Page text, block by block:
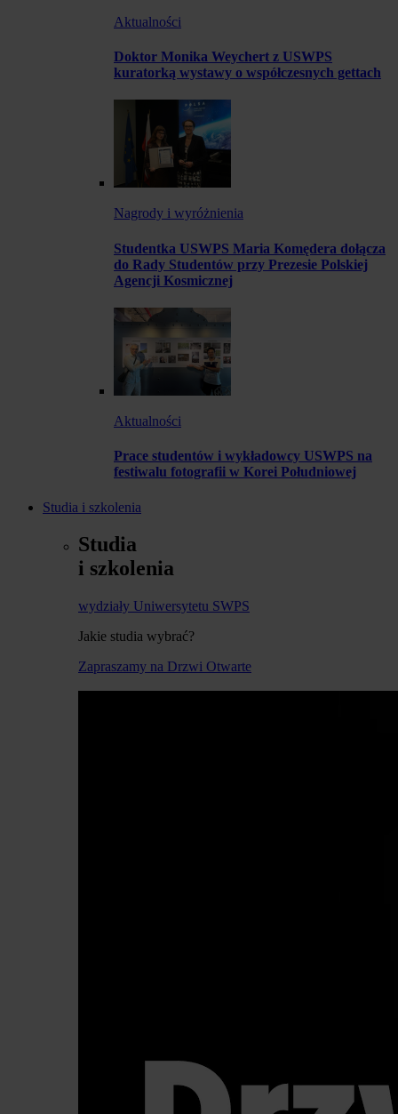
Aktualności
Doktor Monika Weychert z USWPS
kuratorką wystawy o współczesnych gettach
Nagrody i wyróżnienia
Studentka USWPS Maria Komędera dołącza
do Rady Studentów przy Prezesie Polskiej
Agencji Kosmicznej
Aktualności
Prace studentów i wykładowcy USWPS na
festiwalu fotografii w Korei Południowej
Studia i szkolenia
Studia
i szkolenia
wydziały Uniwersytetu SWPS
Jakie studia wybrać?
Zapraszamy na Drzwi Otwarte